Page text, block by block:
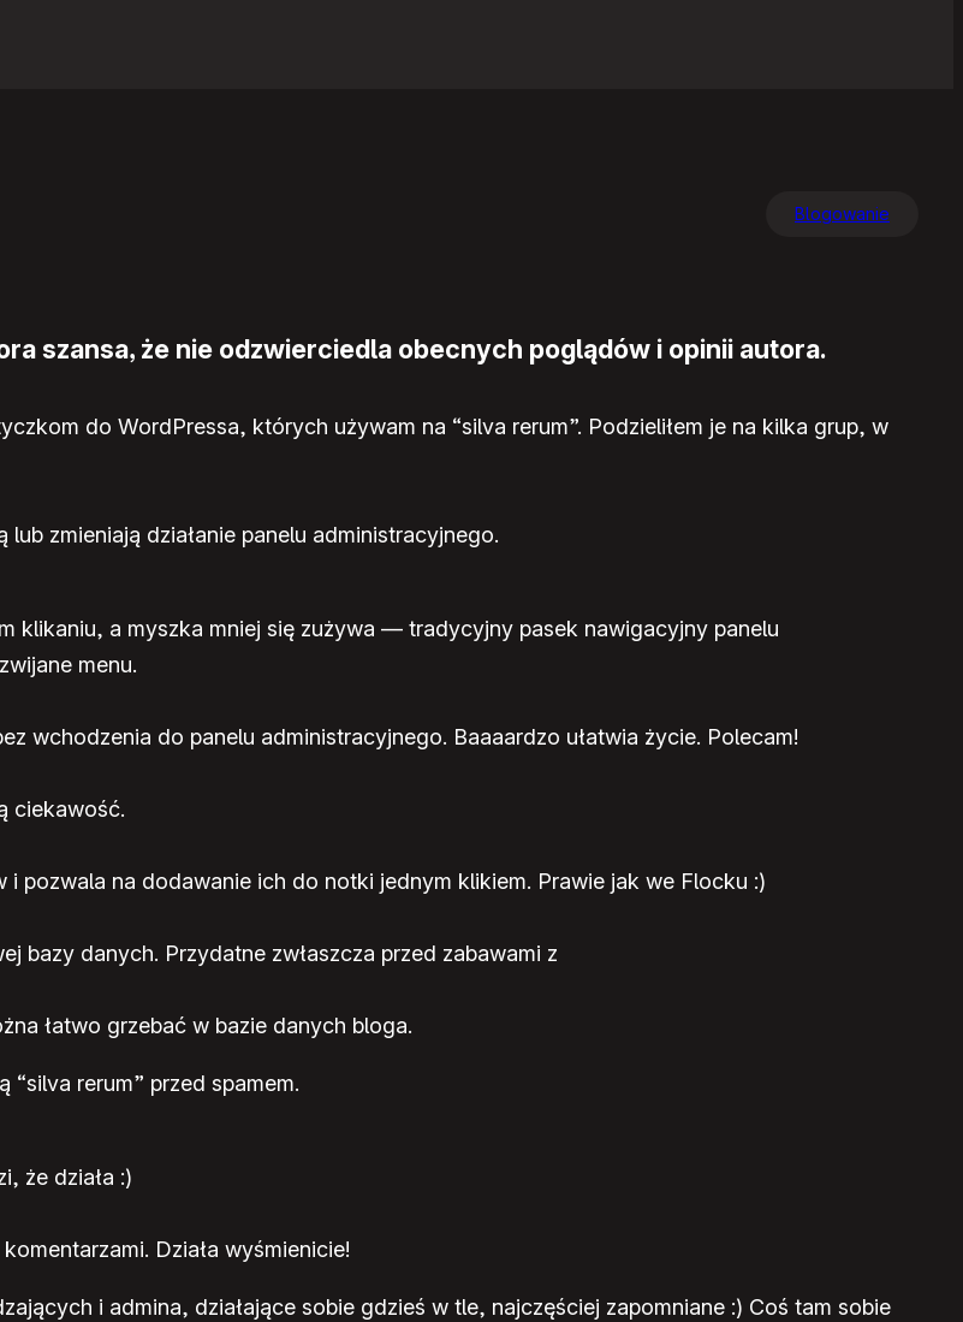
Blogowanie
szansa, że nie odzwierciedla obecnych poglądów i opinii autora.
do WordPressa, których używam na “silva rerum”. Podzieliłem je na kilka grup, w
zmieniają działanie panelu administracyjnego.
klikaniu, a myszka mniej się zużywa — tradycyjny pasek nawigacyjny panelu
menu.
wchodzenia do panelu administracyjnego. Baaaardzo ułatwia życie. Polecam!
ciekawość.
pozwala na dodawanie ich do notki jednym klikiem. Prawie jak we Flocku :)
bazy danych. Przydatne zwłaszcza przed zabawami z
łatwo grzebać w bazie danych bloga.
rerum” przed spamem.
że działa :)
Działa wyśmienicie!
i admina, działające sobie gdzieś w tle, najczęściej zapomniane :) Coś tam sobie